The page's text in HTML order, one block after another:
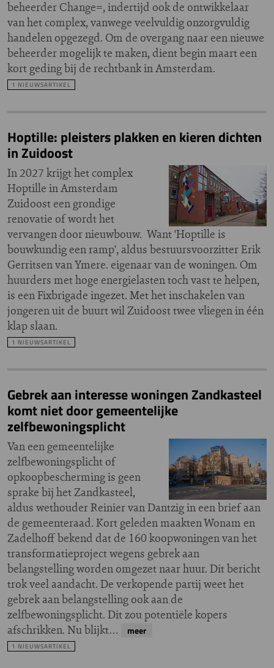
beheerder Change=, indertijd ook de ontwikkelaar
van het complex, vanwege veelvuldig onzorgvuldig
handelen opgezegd. Om de overgang naar een nieuwe
beheerder mogelijk te maken, dient begin maart een
kort geding bij de rechtbank in Amsterdam.
1 NIEUWSARTIKEL
Hoptille: pleisters plakken en kieren dichten
in Zuidoost
In 2027 krijgt het complex
Hoptille in Amsterdam
Zuidoost een grondige
renovatie of wordt het
vervangen door nieuwbouw. Want 'Hoptille is
bouwkundig een ramp', aldus bestuursvoorzitter Erik
Gerritsen van Ymere. eigenaar van de woningen. Om
huurders met hoge energielasten toch vast te helpen,
is een Fixbrigade ingezet. Met het inschakelen van
jongeren uit de buurt wil Zuidoost twee vliegen in één
klap slaan.
1 NIEUWSARTIKEL
Gebrek aan interesse woningen Zandkasteel
komt niet door gemeentelijke
zelfbewoningsplicht
Van een gemeentelijke
zelfbewoningsplicht of
opkoopbescherming is geen
sprake bij het Zandkasteel,
aldus wethouder Reinier van Dantzig in een brief aan
de gemeenteraad. Kort geleden maakten Wonam en
Zadelhoff bekend dat de 160 koopwoningen van het
transformatieproject wegens gebrek aan
belangstelling worden omgezet naar huur. Dit bericht
trok veel aandacht. De verkopende partij weet het
gebrek aan belangstelling ook aan de
zelfbewoningsplicht. Dit zou potentiële kopers
afschrikken. Nu blijkt…
meer
1 NIEUWSARTIKEL